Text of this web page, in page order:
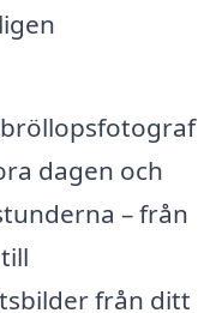
bröllopsfotograf
dagen och
– från
från ditt